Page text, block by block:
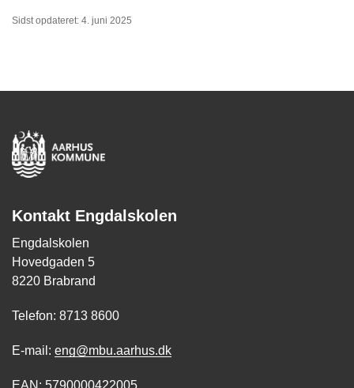
Sidst opdateret: 4. juni 2025
Kontakt Engdalskolen
Engdalskolen
Hovedgaden 5
8220 Brabrand
Telefon: 8713 8600
E-mail: eng@mbu.aarhus.dk
EAN: 5790000422005